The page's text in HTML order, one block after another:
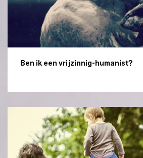
Ben ik een vrijzinnig-humanist?